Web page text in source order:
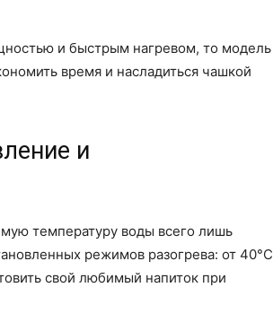
и быстрым нагревом, то модель
время и насладиться чашкой
и
температуру воды всего лишь
режимов разогрева: от 40°C
свой любимый напиток при